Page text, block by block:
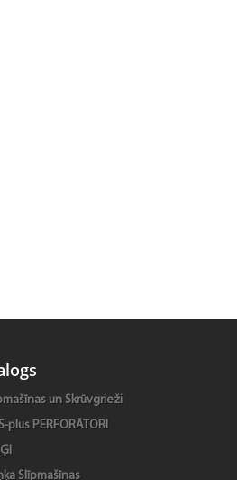
un Skrūvgrieži
plus PERFORĀTORI
Slīpmašīnas